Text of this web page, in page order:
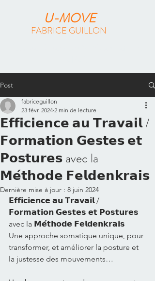
U-MOVE
FABRICE GUILLON
Post
𝗘𝗳𝗳𝗶𝗰𝗶𝗲𝗻𝗰𝗲 𝗮𝘂 𝗧𝗿𝗮𝘃𝗮𝗶𝗹 /
𝗙𝗼𝗿𝗺𝗮𝘁𝗶𝗼𝗻 𝗚𝗲𝘀𝘁𝗲𝘀 𝗲𝘁
𝗣𝗼𝘀𝘁𝘂𝗿𝗲𝘀 avec la
𝗠𝗲́𝘁𝗵𝗼𝗱𝗲 𝗙𝗲𝗹𝗱𝗲𝗻𝗸𝗿𝗮𝗶𝘀
fabriceguillon
23 févr. 2024 2 min de lecture
Dernière mise à jour : 8 juin 2024
𝗘𝗳𝗳𝗶𝗰𝗶𝗲𝗻𝗰𝗲 𝗮𝘂 𝗧𝗿𝗮𝘃𝗮𝗶𝗹 /
𝗙𝗼𝗿𝗺𝗮𝘁𝗶𝗼𝗻 𝗚𝗲𝘀𝘁𝗲𝘀 𝗲𝘁 𝗣𝗼𝘀𝘁𝘂𝗿𝗲𝘀
avec la 𝗠𝗲́𝘁𝗵𝗼𝗱𝗲 𝗙𝗲𝗹𝗱𝗲𝗻𝗸𝗿𝗮𝗶𝘀
Une approche somatique unique, pour
transformer, et améliorer la posture et
la justesse des mouvements…